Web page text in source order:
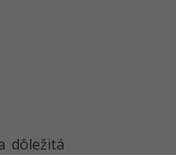
dôležitá